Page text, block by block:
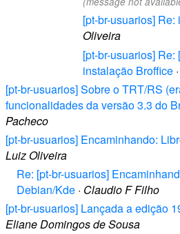
[pt-br-usuarios]
Oliveira
[pt-br-usuarios]
instalação Broffice ·
[pt-br-usuarios] Sobre o TRT/RS
funcionalidades da versão 3.3 do
Pacheco
[pt-br-usuarios] Encaminhando:
Luiz Oliveira
Re: [pt-br-usuarios]
Debian/Kde · Claudio F Filho
[pt-br-usuarios] Lançada a edição
Eliane Domingos de Sousa